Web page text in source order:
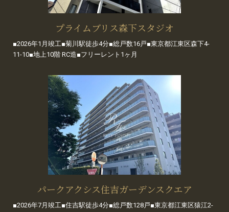
プライムブリス森下スタジオ
■2026年1月竣工■菊川駅徒歩4分■総戸数16戸■東京都江東区森下4-
11-10■地上10階 RC造■フリーレント1ヶ月
パークアクシス住吉ガーデンスクエア
■2026年7月竣工■住吉駅徒歩4分■総戸数128戸■東京都江東区猿江2-